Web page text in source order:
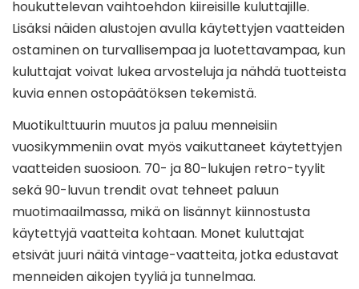
houkuttelevan vaihtoehdon kiireisille kuluttajille.
Lisäksi näiden alustojen avulla käytettyjen vaatteiden
ostaminen on turvallisempaa ja luotettavampaa, kun
kuluttajat voivat lukea arvosteluja ja nähdä tuotteista
kuvia ennen ostopäätöksen tekemistä.
Muotikulttuurin muutos ja paluu menneisiin
vuosikymmeniin ovat myös vaikuttaneet käytettyjen
vaatteiden suosioon. 70- ja 80-lukujen retro-tyylit
sekä 90-luvun trendit ovat tehneet paluun
muotimaailmassa, mikä on lisännyt kiinnostusta
käytettyjä vaatteita kohtaan. Monet kuluttajat
etsivät juuri näitä vintage-vaatteita, jotka edustavat
menneiden aikojen tyyliä ja tunnelmaa.